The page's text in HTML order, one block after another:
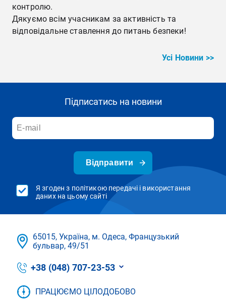
контролю.
Дякуємо всім учасникам за активність та
відповідальне ставлення до питань безпеки!
Усі Новини >>
Підписатись на новини
Відправити
Я згоден з політикою передачі і використання
даних на цьому сайті
65015, Україна, м. Одеса, Французький
бульвар, 49/51
+38 (048) 707-23-53
ПРАЦЮЄМО ЦІЛОДОБОВО